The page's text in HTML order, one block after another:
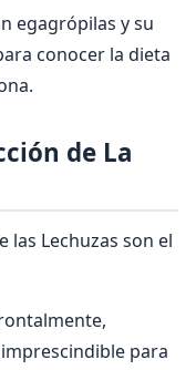
egagrópilas y su
conocer la dieta
de La
las Lechuzas son el
para